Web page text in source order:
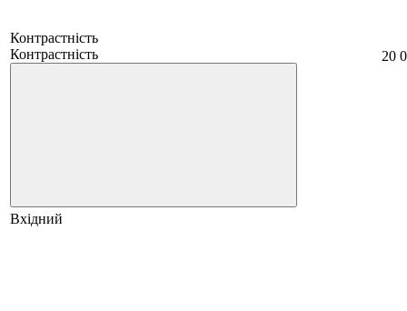
Контрастність
Контрастність
20
Вхідний